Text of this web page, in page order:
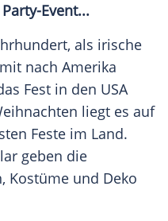
Event...
als irische
nach Amerika
Fest in den USA
liegt es auf
Feste im Land.
geben die
Kostüme und Deko